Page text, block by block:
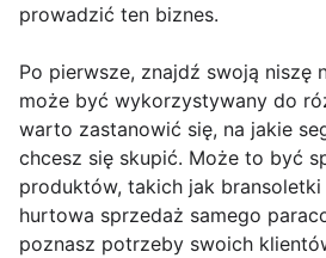
prowadzić ten biznes.
Po pierwsze, znajdź swoją niszę
może być wykorzystywany do
warto zastanowić się, na jakie
chcesz się skupić. Może to być
produktów, takich jak
hurtowa sprzedaż samego
poznasz potrzeby swoich